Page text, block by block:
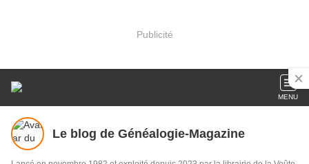
Publicité
MENU
Le blog de Généalogie-Magazine